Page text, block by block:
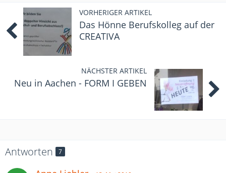
VORHERIGER ARTIKEL
Das Hönne Berufskolleg auf der
CREATIVA
NÄCHSTER ARTIKEL
Neu in Aachen - FORM I GEBEN
Antworten 7